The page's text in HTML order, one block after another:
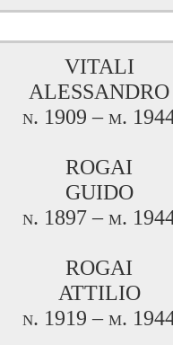
VITALI
ALESSANDRO
n. 1909 – m.
ROGAI
GUIDO
n. 1897 – m.
ROGAI
ATTILIO
n. 1919 – m.